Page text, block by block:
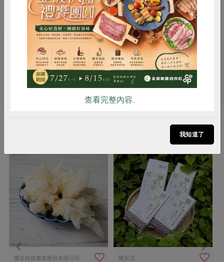
注意事項 內附保鮮劑，避免誤食
關鍵字
# 冬至 # 燉滷料 # 枸杞
隆谷科技農業股份有限公司 陳安茂
惜食 RPET 食譜 減硝酸鹽
雞蛋 食安 共同購買
查看完整內容..
我知道了